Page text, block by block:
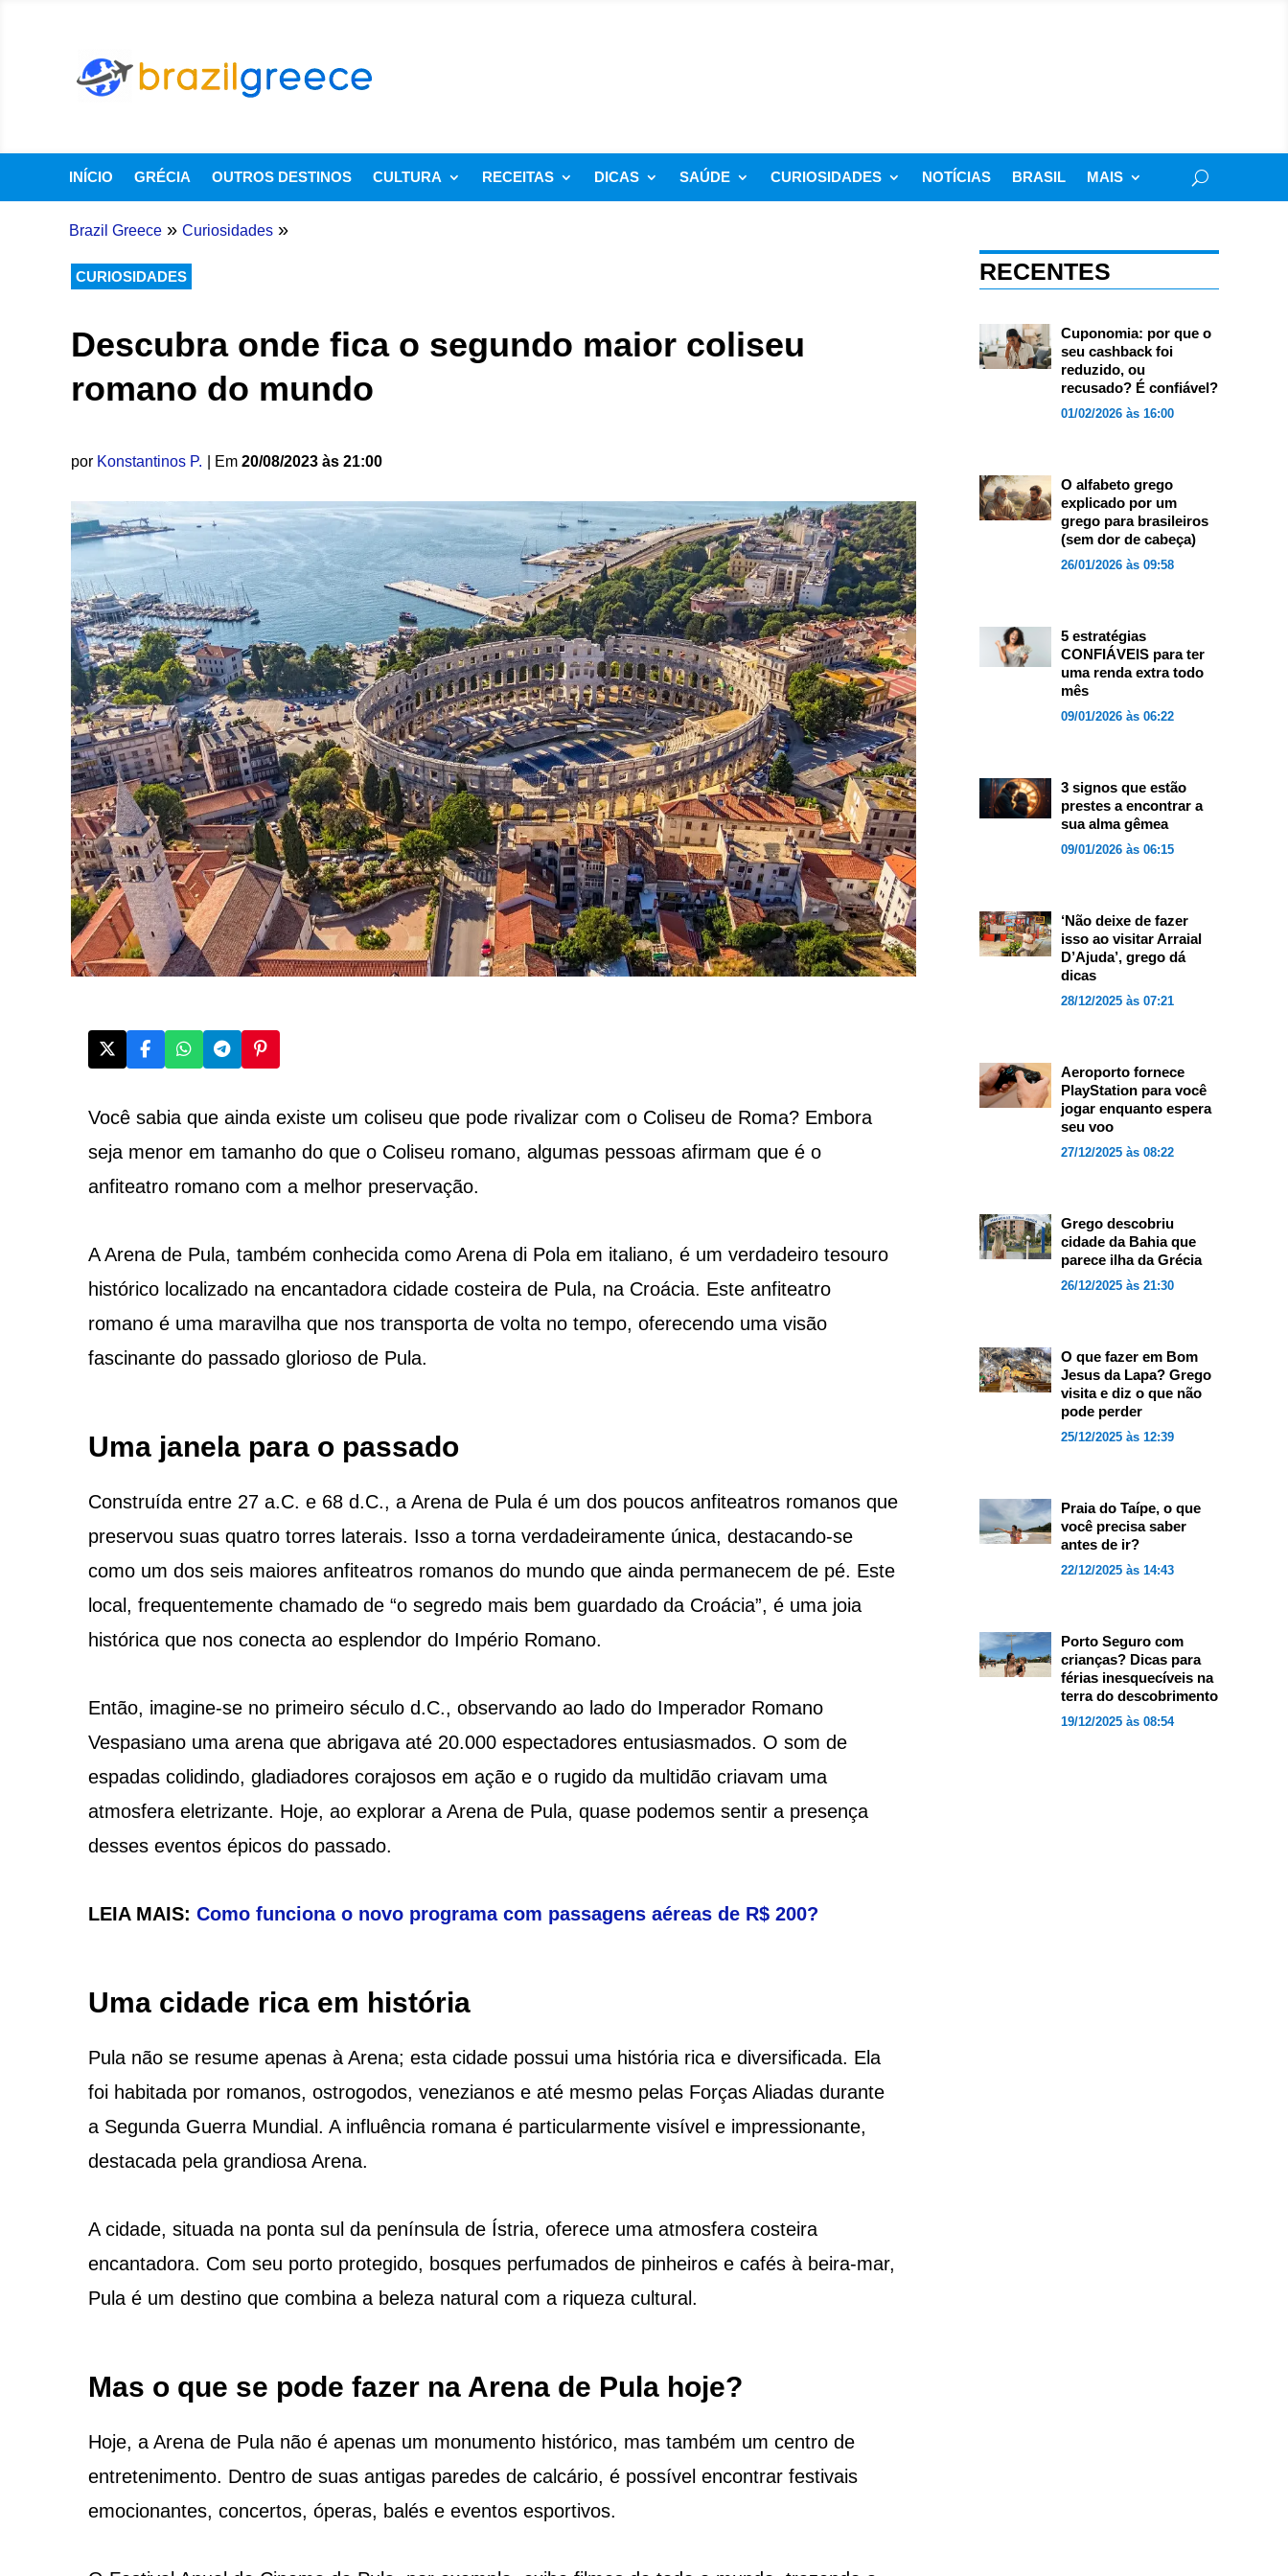
INÍCIO GRÉCIA OUTROS DESTINOS CULTURA RECEITAS DICAS SAÚDE CURIOSIDADES NOTÍCIAS BRASIL MAIS
Brazil Greece » Curiosidades »
CURIOSIDADES
Descubra onde fica o segundo maior coliseu
romano do mundo
por Konstantinos P. | Em 20/08/2023 às 21:00
Você sabia que ainda existe um coliseu que pode rivalizar com o Coliseu de Roma? Embora
seja menor em tamanho do que o Coliseu romano, algumas pessoas afirmam que é o
anfiteatro romano com a melhor preservação.
A Arena de Pula, também conhecida como Arena di Pola em italiano, é um verdadeiro tesouro
histórico localizado na encantadora cidade costeira de Pula, na Croácia. Este anfiteatro
romano é uma maravilha que nos transporta de volta no tempo, oferecendo uma visão
fascinante do passado glorioso de Pula.
Uma janela para o passado
Construída entre 27 a.C. e 68 d.C., a Arena de Pula é um dos poucos anfiteatros romanos que
preservou suas quatro torres laterais. Isso a torna verdadeiramente única, destacando-se
como um dos seis maiores anfiteatros romanos do mundo que ainda permanecem de pé. Este
local, frequentemente chamado de “o segredo mais bem guardado da Croácia”, é uma joia
histórica que nos conecta ao esplendor do Império Romano.
Então, imagine-se no primeiro século d.C., observando ao lado do Imperador Romano
Vespasiano uma arena que abrigava até 20.000 espectadores entusiasmados. O som de
espadas colidindo, gladiadores corajosos em ação e o rugido da multidão criavam uma
atmosfera eletrizante. Hoje, ao explorar a Arena de Pula, quase podemos sentir a presença
desses eventos épicos do passado.
LEIA MAIS: Como funciona o novo programa com passagens aéreas de R$ 200?
Uma cidade rica em história
Pula não se resume apenas à Arena; esta cidade possui uma história rica e diversificada. Ela
foi habitada por romanos, ostrogodos, venezianos e até mesmo pelas Forças Aliadas durante
a Segunda Guerra Mundial. A influência romana é particularmente visível e impressionante,
destacada pela grandiosa Arena.
A cidade, situada na ponta sul da península de Ístria, oferece uma atmosfera costeira
encantadora. Com seu porto protegido, bosques perfumados de pinheiros e cafés à beira-mar,
Pula é um destino que combina a beleza natural com a riqueza cultural.
Mas o que se pode fazer na Arena de Pula hoje?
Hoje, a Arena de Pula não é apenas um monumento histórico, mas também um centro de
entretenimento. Dentro de suas antigas paredes de calcário, é possível encontrar festivais
emocionantes, concertos, óperas, balés e eventos esportivos.
RECENTES
Cuponomia: por que o
seu cashback foi
reduzido, ou
recusado? É confiável?
01/02/2026 às 16:00
O alfabeto grego
explicado por um
grego para brasileiros
(sem dor de cabeça)
26/01/2026 às 09:58
5 estratégias
CONFIÁVEIS para ter
uma renda extra todo
mês
09/01/2026 às 06:22
3 signos que estão
prestes a encontrar a
sua alma gêmea
09/01/2026 às 06:15
‘Não deixe de fazer
isso ao visitar Arraial
D’Ajuda’, grego dá
dicas
28/12/2025 às 07:21
Aeroporto fornece
PlayStation para você
jogar enquanto espera
seu voo
27/12/2025 às 08:22
Grego descobriu
cidade da Bahia que
parece ilha da Grécia
26/12/2025 às 21:30
O que fazer em Bom
Jesus da Lapa? Grego
visita e diz o que não
pode perder
25/12/2025 às 12:39
Praia do Taípe, o que
você precisa saber
antes de ir?
22/12/2025 às 14:43
Porto Seguro com
crianças? Dicas para
férias inesquecíveis na
terra do descobrimento
19/12/2025 às 08:54